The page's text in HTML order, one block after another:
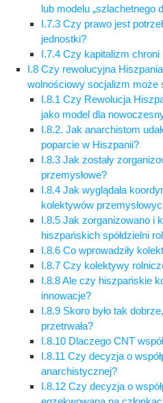
lub modelu „szlachetnego
I.7.3 Czy prawo jest
jednostki?
I.7.4 Czy kapitalizm
I.8 Czy rewolucyjna
wolnościowy socjalizm może
I.8.1 Czy Rewolucja
jako model dla
I.8.2. Jak anarchistom
poparcie w Hiszpanii?
I.8.3 Jak zostały
przemysłowe?
I.8.4 Jak wyglądała
kolektywów
I.8.5 Jak zorganizowano i
hiszpańskich spółdzielni
I.8.6 Co wprowadziły
I.8.7 Czy kolektywy
I.8.8 Ale czy hiszpańskie
innowacje?
I.8.9 Skoro było tak
przetrwała?
I.8.10 Dlaczego CNT
I.8.11 Czy decyzja o
anarchistycznej?
I.8.12 Czy decyzja o